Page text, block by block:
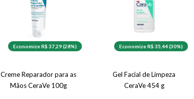
Economize R$ 37,29 (28%)
Creme Reparador para as
Mãos CeraVe 100g
Economize R$ 35,44 (30%)
Gel Facial de Limpeza
CeraVe 454 g